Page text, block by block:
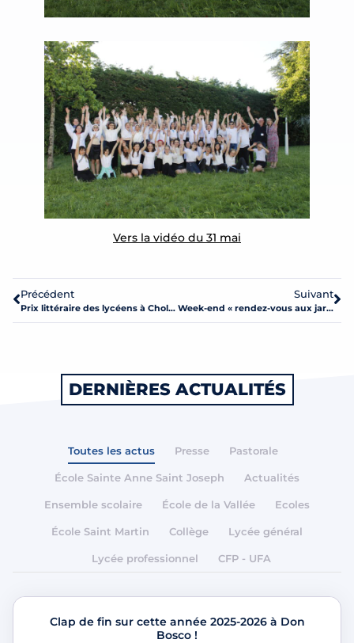
Vers la vidéo du 31 mai
Précédent
Prix littéraire des lycéens à Cholet
Suivant
Week-end « rendez-vous aux jardins » édition juin 2023 – école St Martin –
DERNIÈRES ACTUALITÉS
Toutes les actus Presse Pastorale
École Sainte Anne Saint Joseph Actualités
Ensemble scolaire École de la Vallée Ecoles
École Saint Martin Collège Lycée général
Lycée professionnel CFP - UFA
Clap de fin sur cette année 2025-2026 à Don
Bosco !